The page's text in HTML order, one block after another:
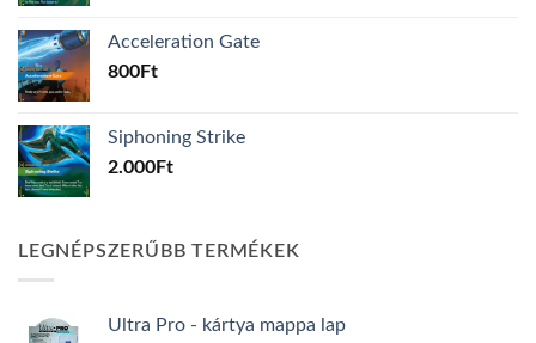
Acceleration Gate
800Ft
Siphoning Strike
2.000Ft
LEGNÉPSZERŰBB TERMÉKEK
Ultra Pro - kártya mappa lap